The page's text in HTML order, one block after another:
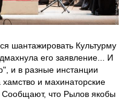
шантажировать Культурму
его заявление... И
и в разные инстанции
и махинаторские
Сообщают, что Рылов якобы